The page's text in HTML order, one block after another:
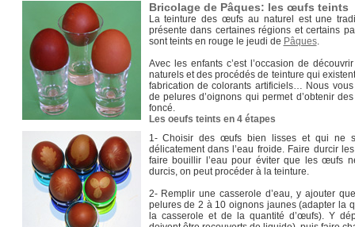
Bricolage de Pâques: les œufs teints
La teinture des œufs au naturel est une
présente dans certaines régions et certains
sont teints en rouge le jeudi de Pâques.
Avec les enfants c’est l’occasion de
naturels et des procédés de teinture qui
fabrication de colorants artificiels… Nous
de pelures d’oignons qui permet d’obtenir
foncé.
Les oeufs teints en 4 étapes
1- Choisir des œufs bien lisses et qui ne
délicatement dans l’eau froide. Faire durcir
faire bouillir l’eau pour éviter que les œufs
durcis, on peut procéder à la teinture.
2- Remplir une casserole d’eau, y ajouter
pelures de 2 à 10 oignons jaunes (adapter la
la casserole et de la quantité d’œufs). Y